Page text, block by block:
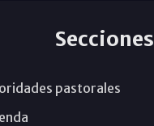
Secciones
pastorales